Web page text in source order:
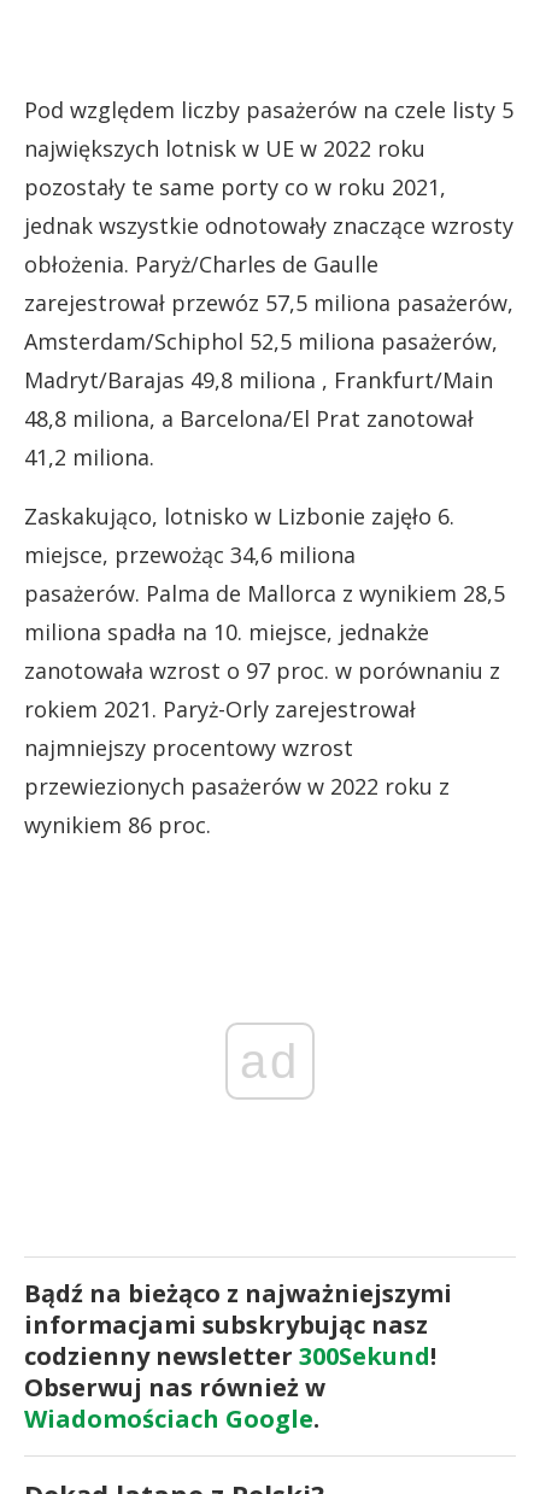
Pod względem liczby pasażerów na czele listy 5
największych lotnisk w UE w 2022 roku
pozostały te same porty co w roku 2021,
jednak wszystkie odnotowały znaczące wzrosty
obłożenia. Paryż/Charles de Gaulle
zarejestrował przewóz 57,5 miliona pasażerów,
Amsterdam/Schiphol 52,5 miliona pasażerów,
Madryt/Barajas 49,8 miliona , Frankfurt/Main
48,8 miliona, a Barcelona/El Prat zanotował
41,2 miliona.
Zaskakująco, lotnisko w Lizbonie zajęło 6.
miejsce, przewożąc 34,6 miliona
pasażerów. Palma de Mallorca z wynikiem 28,5
miliona spadła na 10. miejsce, jednakże
zanotowała wzrost o 97 proc. w porównaniu z
rokiem 2021. Paryż-Orly zarejestrował
najmniejszy procentowy wzrost
przewiezionych pasażerów w 2022 roku z
wynikiem 86 proc.
ad
Bądź na bieżąco z najważniejszymi
informacjami subskrybując nasz
codzienny newsletter 300Sekund!
Obserwuj nas również w
Wiadomościach Google.